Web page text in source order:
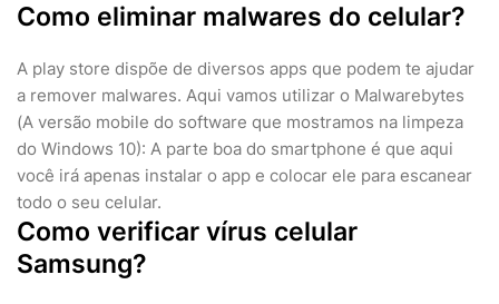
Como eliminar malwares do celular?
A play store dispõe de diversos apps que podem te ajudar
a remover malwares. Aqui vamos utilizar o Malwarebytes
(A versão mobile do software que mostramos na limpeza
do Windows 10): A parte boa do smartphone é que aqui
você irá apenas instalar o app e colocar ele para escanear
todo o seu celular.
Como verificar vírus celular
Samsung?